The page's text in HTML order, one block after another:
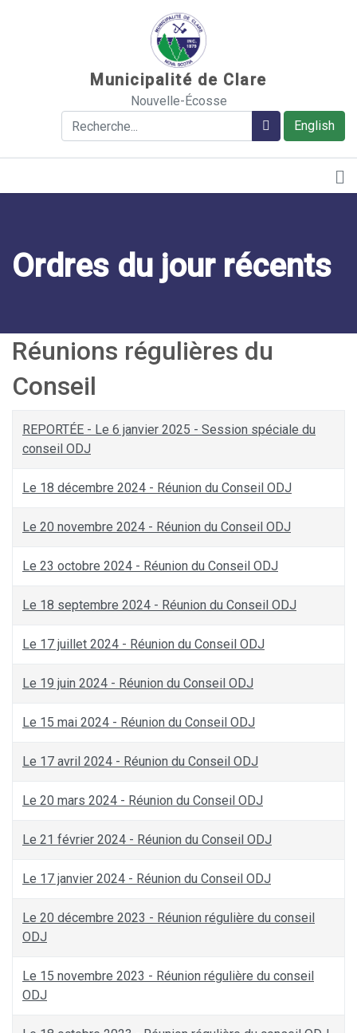
Municipalité de Clare
Nouvelle-Écosse
English
Rechercher Rechercher
Ordres du jour récents
Réunions régulières du
Conseil
REPORTÉE - Le 6 janvier 2025 - Session spéciale du
conseil ODJ
Le 18 décembre 2024 - Réunion du Conseil ODJ
Le 20 novembre 2024 - Réunion du Conseil ODJ
Le 23 octobre 2024 - Réunion du Conseil ODJ
Le 18 septembre 2024 - Réunion du Conseil ODJ
Le 17 juillet 2024 - Réunion du Conseil ODJ
Le 19 juin 2024 - Réunion du Conseil ODJ
Le 15 mai 2024 - Réunion du Conseil ODJ
Le 17 avril 2024 - Réunion du Conseil ODJ
Le 20 mars 2024 - Réunion du Conseil ODJ
Le 21 février 2024 - Réunion du Conseil ODJ
Le 17 janvier 2024 - Réunion du Conseil ODJ
Le 20 décembre 2023 - Réunion régulière du conseil
ODJ
Le 15 novembre 2023 - Réunion régulière du conseil
ODJ